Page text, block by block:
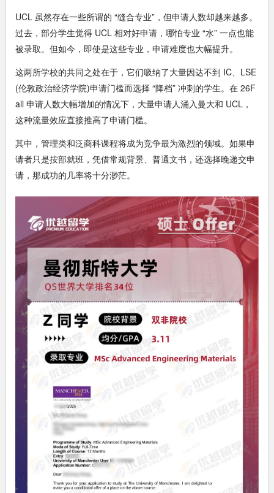
UCL 虽然存在一些所谓的 “缝合专业”，但申请人数却越来越多。
过去，部分学生觉得 UCL 相对好申请，哪怕专业 “水” 一点也能
被录取。但如今，即使是这些专业，申请难度也大幅提升。
这两所学校的共同之处在于，它们吸纳了大量因达不到 IC、LSE
(伦敦政治经济学院)申请门槛而选择 “降档” 冲刺的学生。在 26F
all 申请人数大幅增加的情况下，大量申请人涌入曼大和 UCL，
这种流量效应直接推高了申请门槛。
其中，管理类和泛商科课程将成为竞争最为激烈的领域。如果申
请者只是按部就班，凭借常规背景、普通文书，还选择晚递交申
请，那成功的几率将十分渺茫。